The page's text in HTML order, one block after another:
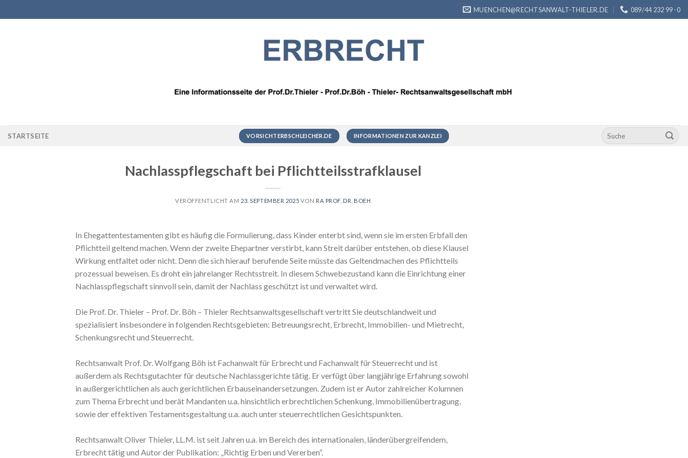
Inhalt
MUENCHEN@RECHTSANWALT-THIELER.DE 089/44 232 99 -0
STARTSEITE VORSICHTERBSCHLEICHER.DE INFORMATIONEN ZUR KANZLEI
Nachlasspflegschaft bei Pflichtteilsstrafklausel
VERÖFFENTLICHT AM 23. SEPTEMBER 2025 VON RA PROF. DR. BOEH
In Ehegattentestamenten gibt es häufig die Formulierung, dass Kinder enterbt sind, wenn sie im ersten Erbfall den
Pflichtteil geltend machen. Wenn der zweite Ehepartner verstirbt, kann Streit darüber entstehen, ob diese Klausel
Wirkung entfaltet oder nicht. Denn die sich hierauf berufende Seite müsste das Geltendmachen des Pflichtteils
prozessual beweisen. Es droht ein jahrelanger Rechtsstreit. In diesem Schwebezustand kann die Einrichtung einer
Nachlasspflegschaft sinnvoll sein, damit der Nachlass geschützt ist und verwaltet wird.
Die Prof. Dr. Thieler – Prof. Dr. Böh – Thieler Rechtsanwaltsgesellschaft vertritt Sie deutschlandweit und
spezialisiert insbesondere in folgenden Rechtsgebieten: Betreuungsrecht, Erbrecht, Immobilien- und Mietrecht,
Schenkungsrecht und Steuerrecht.
Rechtsanwalt Prof. Dr. Wolfgang Böh ist Fachanwalt für Erbrecht und Fachanwalt für Steuerrecht und ist
außerdem als Rechtsgutachter für deutsche Nachlassgerichte tätig. Er verfügt über langjährige Erfahrung sowohl
in außergerichtlichen als auch gerichtlichen Erbauseinandersetzungen. Zudem ist er Autor zahlreicher Kolumnen
zum Thema Erbrecht und berät Mandanten u.a. hinsichtlich erbrechtlichen Schenkung, Immobilienübertragung,
sowie der effektiven Testamentsgestaltung u.a. auch unter steuerrechtlichen Gesichtspunkten.
Rechtsanwalt Oliver Thieler, LL.M. ist seit Jahren u.a. im Bereich des internationalen, länderübergreifendem,
Erbrecht tätig und Autor der Publikation: „Richtig Erben und Vererben“.